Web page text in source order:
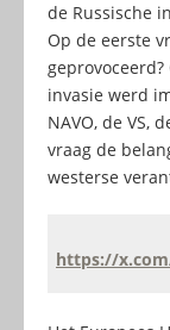
de Russische
Op de eerste
invasie werd
NAVO, de VS,
vraag de
westerse
https://